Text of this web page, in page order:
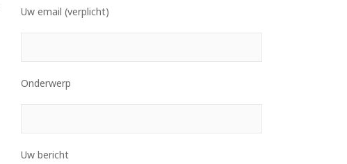
Uw email (verplicht)
Onderwerp
Uw bericht